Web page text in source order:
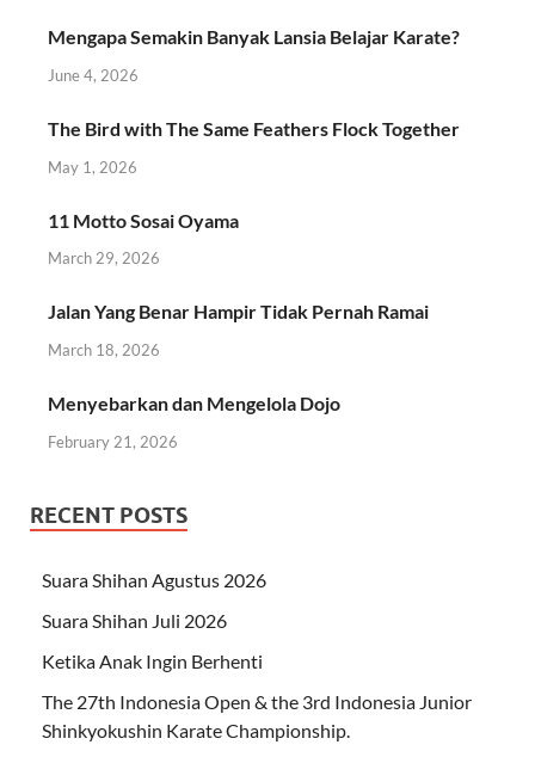
Mengapa Semakin Banyak Lansia Belajar Karate?
June 4, 2026
The Bird with The Same Feathers Flock Together
May 1, 2026
11 Motto Sosai Oyama
March 29, 2026
Jalan Yang Benar Hampir Tidak Pernah Ramai
March 18, 2026
Menyebarkan dan Mengelola Dojo
February 21, 2026
RECENT POSTS
Suara Shihan Agustus 2026
Suara Shihan Juli 2026
Ketika Anak Ingin Berhenti
The 27th Indonesia Open & the 3rd Indonesia Junior
Shinkyokushin Karate Championship.